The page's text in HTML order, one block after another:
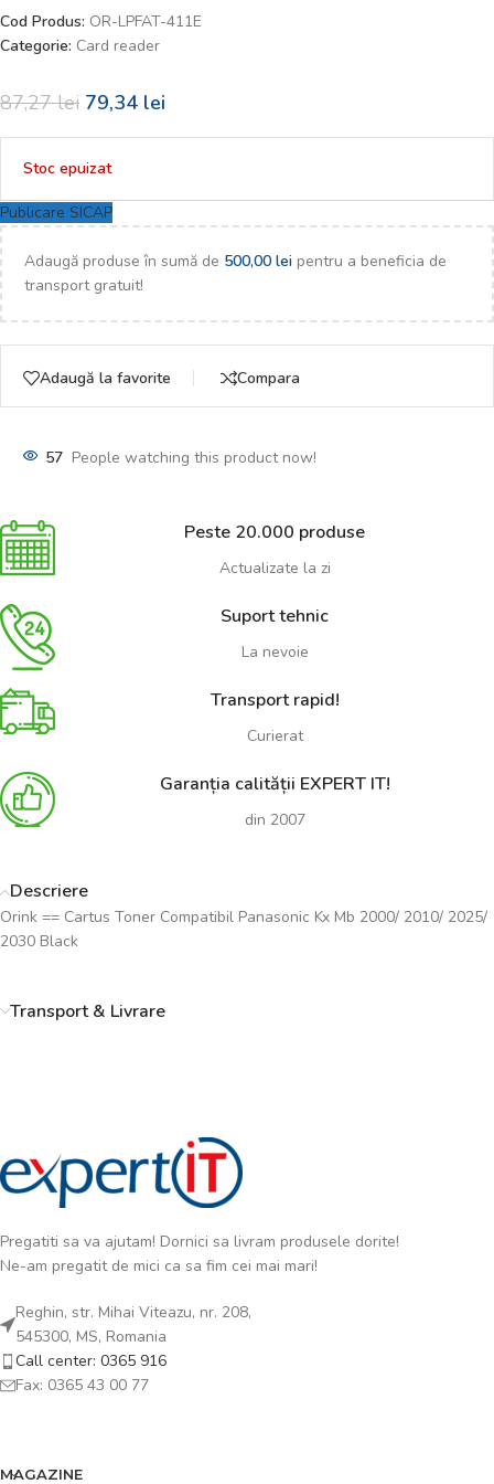
Cod Produs: OR-LPFAT-411E
Categorie: Card reader
87,27lei 79,34 lei
Stoc epuizat
Publicare SICAP
Adaugă produse în sumă de 500,00 lei pentru a beneficia de
transport gratuit!
Adaugă la favorite Compara
57 People watching this product now!
Peste 20.000 produse
Actualizate la zi
Suport tehnic
La nevoie
Transport rapid!
Curierat
Garanția calității EXPERT IT!
din 2007
Descriere
Orink == Cartus Toner Compatibil Panasonic Kx Mb 2000/ 2010/ 2025/
2030 Black
Transport & Livrare
Pregatiti sa va ajutam! Dornici sa livram produsele dorite!
Ne-am pregatit de mici ca sa fim cei mai mari!
Reghin, str. Mihai Viteazu, nr. 208,
545300, MS, Romania
Call center: 0365 916
Fax: 0365 43 00 77
MAGAZINE